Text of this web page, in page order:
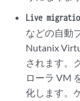
Live
などの自動
Nutanix
されます。
ローラ VM
化します。